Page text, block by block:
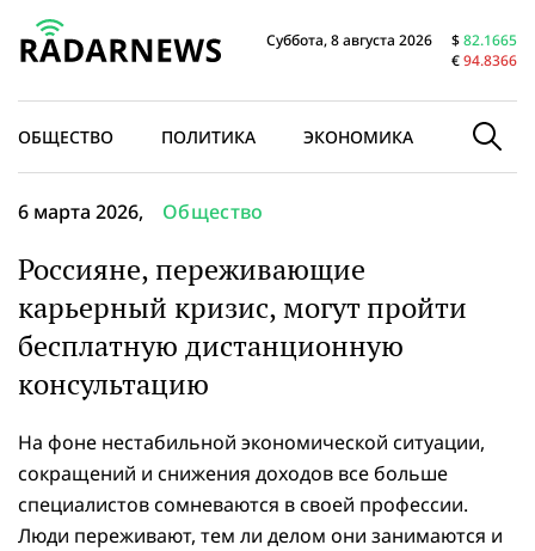
Суббота, 8 августа 2026 $82.1665
€94.8366
ОБЩЕСТВО ПОЛИТИКА ЭКОНОМИКА В МИРЕ
6 марта 2026, Общество
Россияне, переживающие
карьерный кризис, могут пройти
бесплатную дистанционную
консультацию
На фоне нестабильной экономической ситуации,
сокращений и снижения доходов все больше
специалистов сомневаются в своей профессии.
Люди переживают, тем ли делом они занимаются и